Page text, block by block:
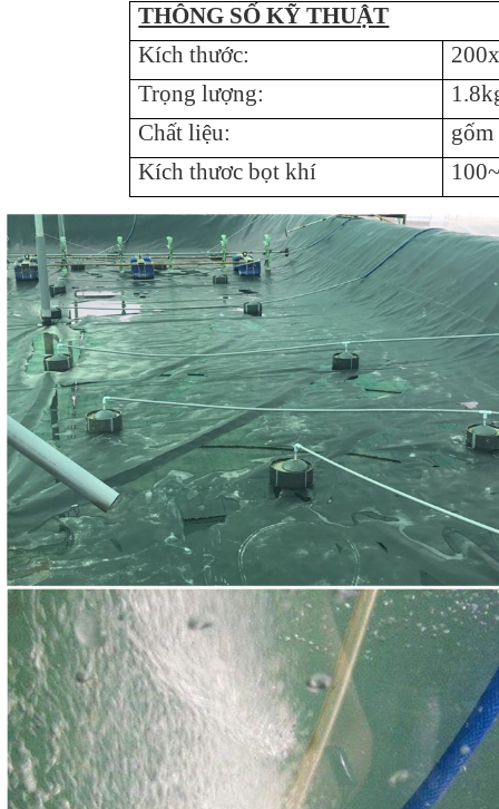
THÔNG SỐ KỸ THUẬT
Kích thước:
Trọng lượng:
Chất liệu:
gốm
Kích thươc bọt khí